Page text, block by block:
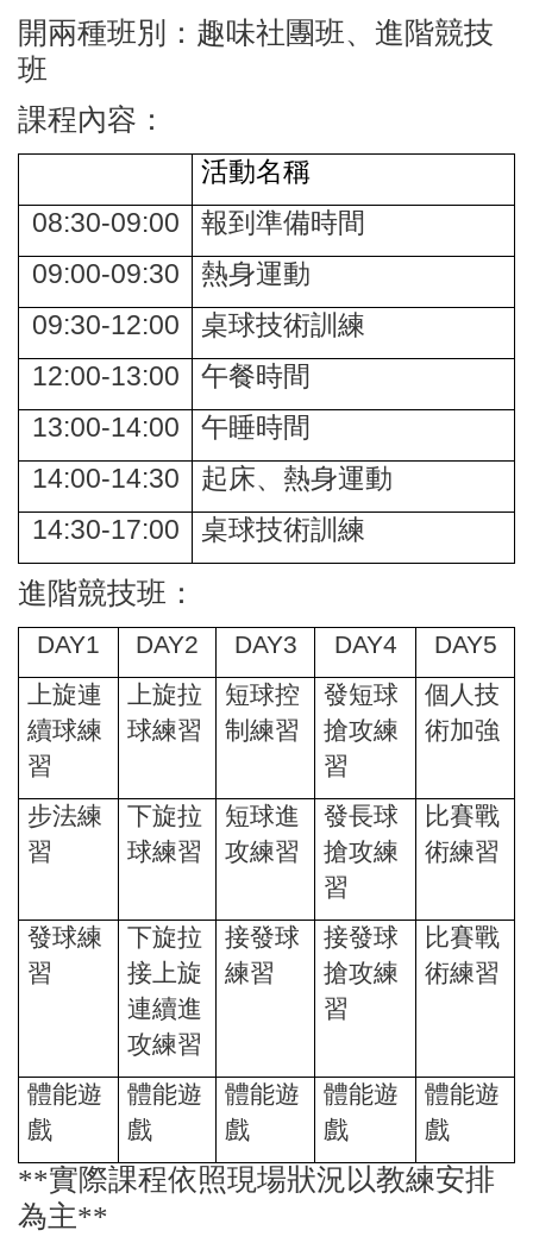
開兩種班別：趣味社團班、進階競技
班
課程內容：
活動名稱
08:30-09:00 報到準備時間
09:00-09:30 熱身運動
09:30-12:00 桌球技術訓練
12:00-13:00 午餐時間
13:00-14:00 午睡時間
14:00-14:30 起床、熱身運動
14:30-17:00 桌球技術訓練
進階競技班：
DAY1 DAY2 DAY3 DAY4 DAY5
上旋連
續球練
習
上旋拉
球練習
短球控
制練習
發短球
搶攻練
習
個人技
術加強
步法練
習
下旋拉
球練習
短球進
攻練習
發長球
搶攻練
習
比賽戰
術練習
發球練
習
下旋拉
接上旋
連續進
攻練習
接發球
練習
接發球
搶攻練
習
比賽戰
術練習
體能遊
戲
體能遊
戲
體能遊
戲
體能遊
戲
體能遊
戲
**實際課程依照現場狀況以教練安排
為主**